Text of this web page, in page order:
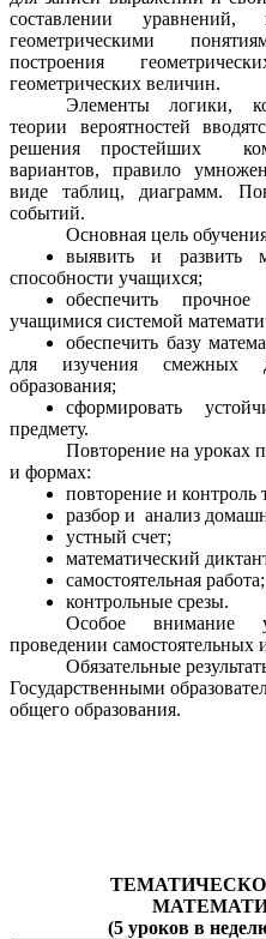
составлении
геометрическими
построения
геометрических величин.
Элементы логики,
теории вероятностей
решения простейших
вариантов, правило
виде таблиц, диаграмм.
событий.
Основная цель
выявить и развить
способности учащихся;
обеспечить
учащимися системой
обеспечить базу
для изучения смежных
образования;
сформировать
предмету.
Повторение на уроках
и формах:
повторение и контроль
разбор и анализ
устный счет;
математический
самостоятельная работа;
контрольные срезы.
Особое внимание
проведении самостоятельных
Обязательные
Государственными
общего образования.
(5 уроков в